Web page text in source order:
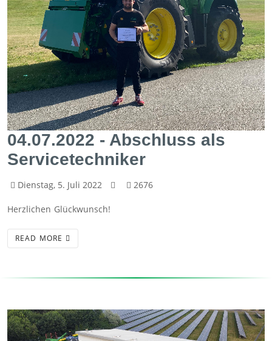
04.07.2022 - Abschluss als
Servicetechniker
Dienstag, 5. Juli 2022 2676
Herzlichen Glückwunsch!
READ MORE